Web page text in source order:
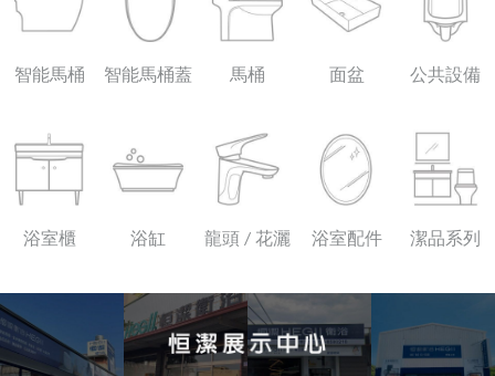
智能馬桶 智能馬桶蓋 馬桶 面盆 公共設備
浴室櫃 浴缸 龍頭 / 花灑 浴室配件 潔品系列